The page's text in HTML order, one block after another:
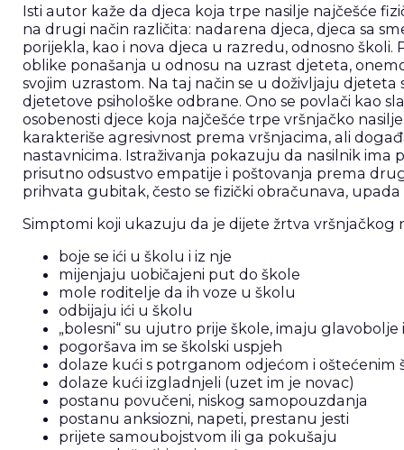
Isti autor kaže da djeca koja trpe nasilje najčešće
na drugi način različita: nadarena djeca, djeca sa
porijekla, kao i nova djeca u razredu, odnosno
oblike ponašanja u odnosu na uzrast djeteta,
svojim uzrastom. Na taj način se u doživljaju
djetetove psihološke odbrane. Ono se povlači kao
osobenosti djece koja najčešće trpe vršnjačko
karakteriše agresivnost prema vršnjacima, ali
nastavnicima. Istraživanja pokazuju da nasilnik
prisutno odsustvo empatije i poštovanja prema
prihvata gubitak, često se fizički obračunava,
Simptomi koji ukazuju da je dijete žrtva vršnjačkog
boje se ići u školu i iz nje
mijenjaju uobičajeni put do škole
mole roditelje da ih voze u školu
odbijaju ići u školu
„bolesni“ su ujutro prije škole, imaju
pogoršava im se školski uspjeh
dolaze kući s potrganom odjećom i oštećenim
dolaze kući izgladnjeli (uzet im je novac)
postanu povučeni, niskog samopouzdanja
postanu anksiozni, napeti, prestanu jesti
prijete samoubojstvom ili ga pokušaju